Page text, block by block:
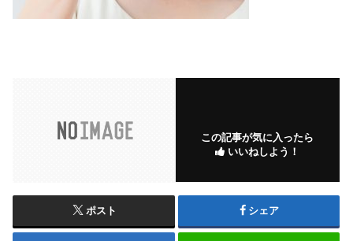
この記事が気に入ったら
いいねしよう！
ポスト シェア